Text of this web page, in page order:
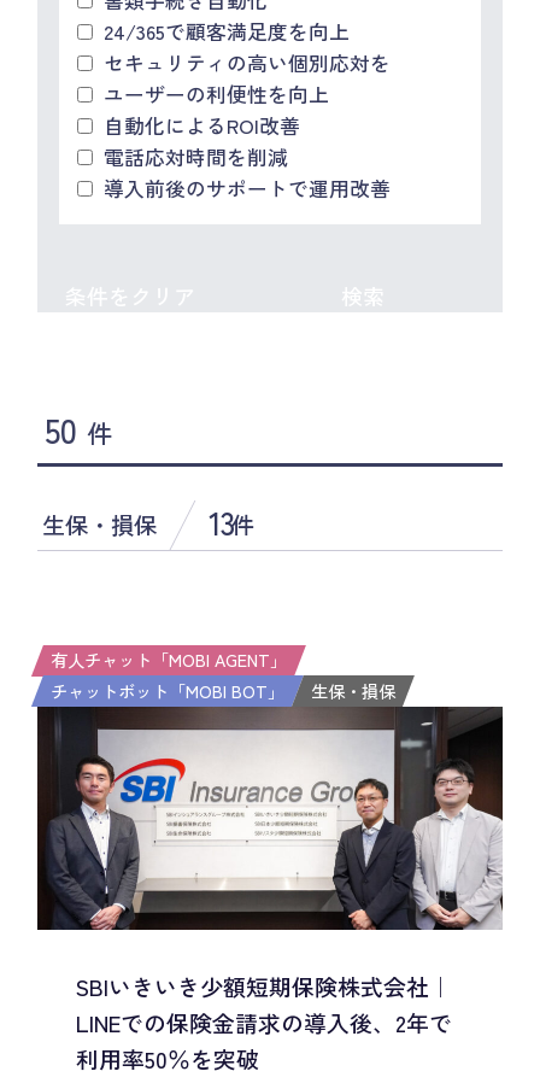
24/365で顧客満足度を向上
セキュリティの高い個別応対を
ユーザーの利便性を向上
自動化によるROI改善
電話応対時間を削減
導入前後のサポートで運用改善
条件をクリア 検索
50 件
生保・損保 13件
有人チャット「MOBI AGENT」
チャットボット「MOBI BOT」
生保・損保
SBIいきいき少額短期保険株式会社｜
LINEでの保険金請求の導入後、2年で
利用率50％を突破